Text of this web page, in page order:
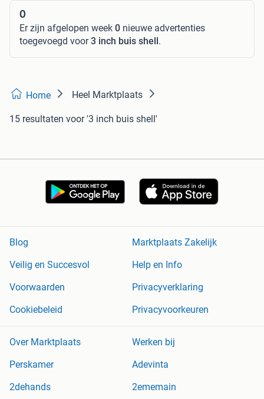
0
Er zijn afgelopen week 0 nieuwe advertenties
toegevoegd voor3 inch buis shell.
Home Heel Marktplaats
15 resultaten voor '3 inch buis shell'
Blog
Marktplaats Zakelijk
Veilig en Succesvol
Help en Info
Voorwaarden
Privacyverklaring
Cookiebeleid
Privacyvoorkeuren
Over Marktplaats
Werken bij
Perskamer
Adevinta
2dehands
2ememain